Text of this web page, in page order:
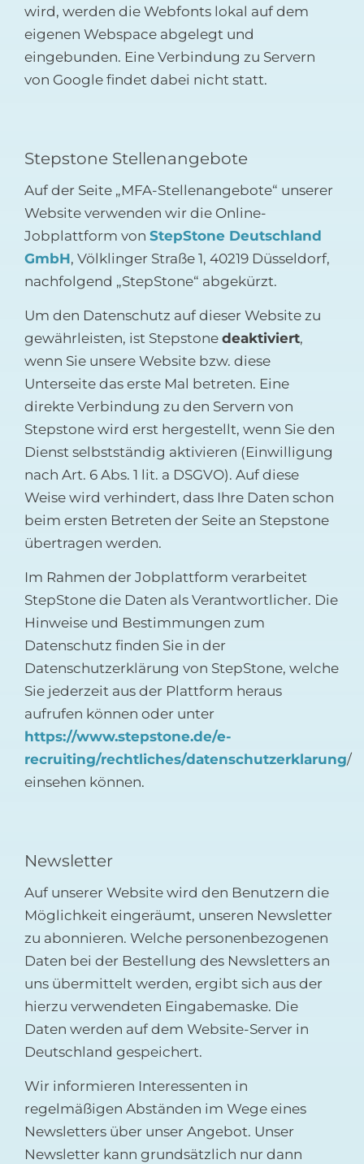
wird, werden die Webfonts lokal auf dem
eigenen Webspace abgelegt und
eingebunden. Eine Verbindung zu Servern
von Google findet dabei nicht statt.
Stepstone Stellenangebote
Auf der Seite „MFA-Stellenangebote“ unserer
Website verwenden wir die Online-
Jobplattform von StepStone Deutschland
GmbH, Völklinger Straße 1, 40219 Düsseldorf,
nachfolgend „StepStone“ abgekürzt.
Um den Datenschutz auf dieser Website zu
gewährleisten, ist Stepstone deaktiviert,
wenn Sie unsere Website bzw. diese
Unterseite das erste Mal betreten. Eine
direkte Verbindung zu den Servern von
Stepstone wird erst hergestellt, wenn Sie den
Dienst selbstständig aktivieren (Einwilligung
nach Art. 6 Abs. 1 lit. a DSGVO). Auf diese
Weise wird verhindert, dass Ihre Daten schon
beim ersten Betreten der Seite an Stepstone
übertragen werden.
Im Rahmen der Jobplattform verarbeitet
StepStone die Daten als Verantwortlicher. Die
Hinweise und Bestimmungen zum
Datenschutz finden Sie in der
Datenschutzerklärung von StepStone, welche
Sie jederzeit aus der Plattform heraus
aufrufen können oder unter
https://www.stepstone.de/e-
recruiting/rechtliches/datenschutzerklarung/
einsehen können.
Newsletter
Auf unserer Website wird den Benutzern die
Möglichkeit eingeräumt, unseren Newsletter
zu abonnieren. Welche personenbezogenen
Daten bei der Bestellung des Newsletters an
uns übermittelt werden, ergibt sich aus der
hierzu verwendeten Eingabemaske. Die
Daten werden auf dem Website-Server in
Deutschland gespeichert.
Wir informieren Interessenten in
regelmäßigen Abständen im Wege eines
Newsletters über unser Angebot. Unser
Newsletter kann grundsätzlich nur dann